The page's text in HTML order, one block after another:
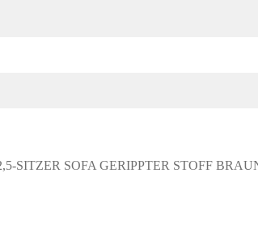
SITZER SOFA GERIPPTER STOFF